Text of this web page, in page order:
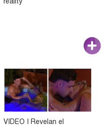
VIDEO | Revelan el